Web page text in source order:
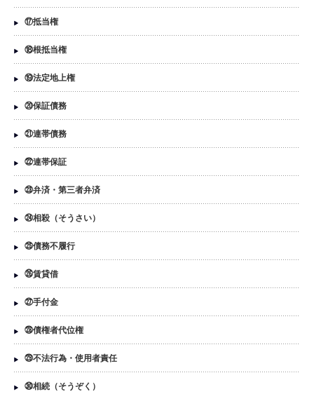
⑰抵当権
⑱根抵当権
⑲法定地上権
⑳保証債務
㉑連帯債務
㉒連帯保証
㉓弁済・第三者弁済
㉔相殺（そうさい）
㉕債務不履行
㉖賃貸借
㉗手付金
㉘債権者代位権
㉙不法行為・使用者責任
㉚相続（そうぞく）